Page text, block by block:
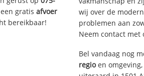
een gratisafvoer
bereikbaar!
wij over de
problemen aan
Neem contact met
Bel vandaag nog
regioen omgeving,